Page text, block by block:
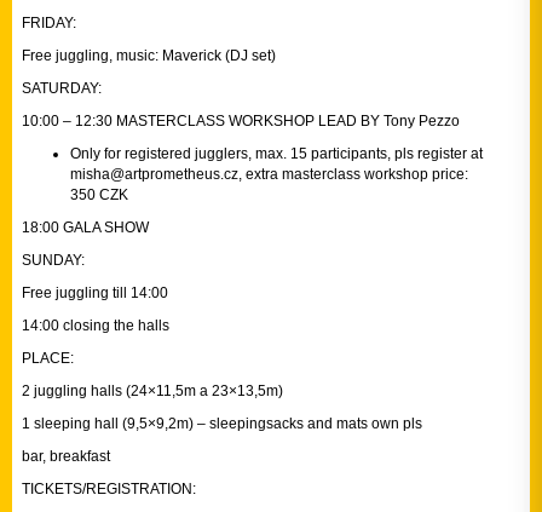
FRIDAY:
Free juggling, music: Maverick (DJ set)
SATURDAY:
10:00 – 12:30 MASTERCLASS WORKSHOP LEAD BY Tony Pezzo
Only for registered jugglers, max. 15 participants, pls register at
misha@artpromet­heus.cz, extra masterclass workshop price:
350 CZK
18:00 GALA SHOW
SUNDAY:
Free juggling till 14:00
14:00 closing the halls
PLACE:
2 juggling halls (24×11,5m a 23×13,5m)
1 sleeping hall (9,5×9,2m) – sleepingsacks and mats own pls
bar, breakfast
TICKETS/REGIS­TRATION: